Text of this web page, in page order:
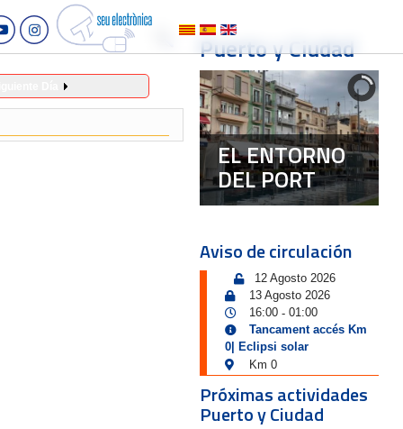
Puerto y Ciudad
EL ENTORNO
DEL PORT
Aviso de circulación
12 Agosto 2026
13 Agosto 2026
16:00- 01:00
Tancament accés Km
0| Eclipsi solar
Km 0
Próximas actividades
Puerto y Ciudad